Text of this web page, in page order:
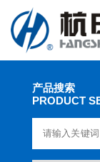
产品搜索
PRODUCT